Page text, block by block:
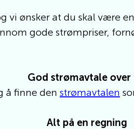
vi ønsker at du skal være
gode strømpriser,
God strømavtale over
å finne den strømavtalen
Alt på en regning